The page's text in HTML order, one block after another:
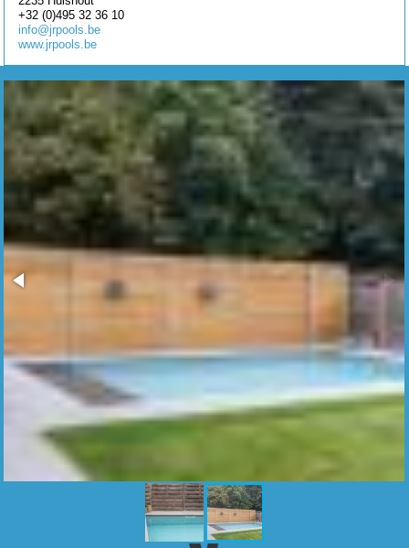
+32 (0)495 32 36 10
info@jrpools.be
www.jrpools.be